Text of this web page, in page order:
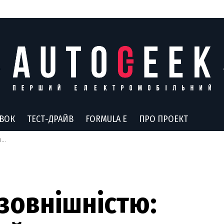
ТЕСТ-ДРАЙВ FORMULA E ПРО ПРОЕКТ